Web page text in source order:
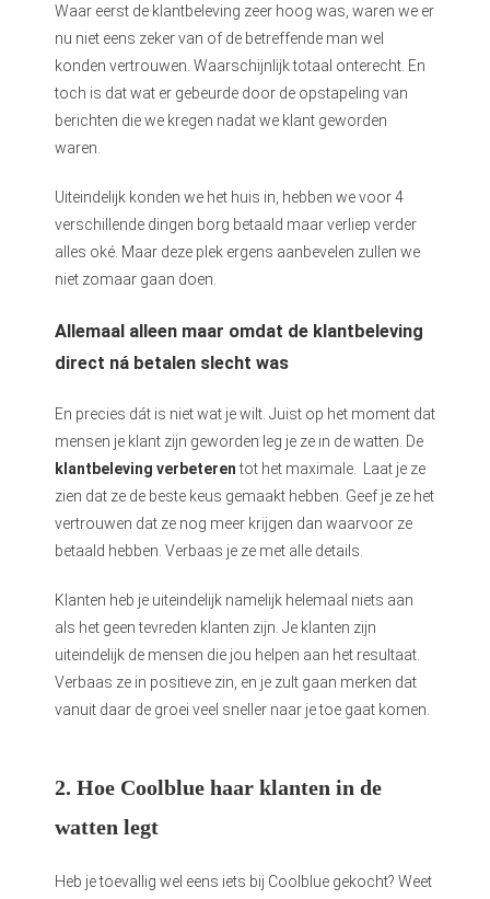
Waar eerst de klantbeleving zeer hoog was, waren we er
nu niet eens zeker van of de betreffende man wel
konden vertrouwen. Waarschijnlijk totaal onterecht. En
toch is dat wat er gebeurde door de opstapeling van
berichten die we kregen nadat we klant geworden
waren.
Uiteindelijk konden we het huis in, hebben we voor 4
verschillende dingen borg betaald maar verliep verder
alles oké. Maar deze plek ergens aanbevelen zullen we
niet zomaar gaan doen.
Allemaal alleen maar omdat de klantbeleving
direct ná betalen slecht was
En precies dát is niet wat je wilt. Juist op het moment dat
mensen je klant zijn geworden leg je ze in de watten. De
klantbeleving verbeterentot het maximale. Laat je ze
zien dat ze de beste keus gemaakt hebben. Geef je ze het
vertrouwen dat ze nog meer krijgen dan waarvoor ze
betaald hebben. Verbaas je ze met alle details.
Klanten heb je uiteindelijk namelijk helemaal niets aan
als het geen tevreden klanten zijn. Je klanten zijn
uiteindelijk de mensen die jou helpen aan het resultaat.
Verbaas ze in positieve zin, en je zult gaan merken dat
vanuit daar de groei veel sneller naar je toe gaat komen.
2. Hoe Coolblue haar klanten in de
watten legt
Heb je toevallig wel eens iets bij Coolblue gekocht? Weet